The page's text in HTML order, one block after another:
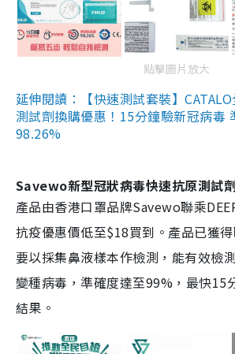
點擊圖片放大
延伸閱讀：【快速測試套裝】
測試劑換購優惠！15分鐘驗新冠病毒
98.26%
Savewo新型冠狀病毒快速抗原測試劑
產品由香港口罩品牌Savewo聯乘
抗疫優惠價低至$18買到。產品已獲
要以採集鼻液樣本作檢測，能有效檢
變種病毒，準確度達至99%，最快15
結果。